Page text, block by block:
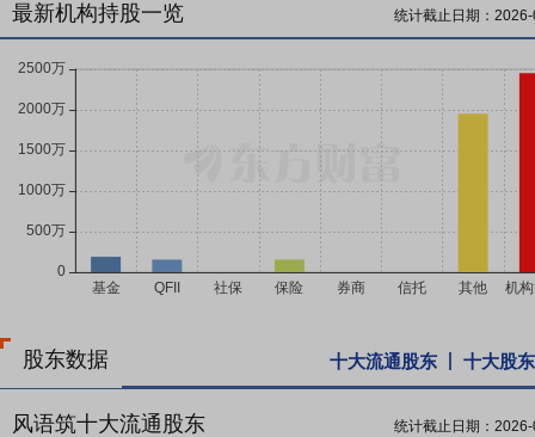
最新机构持股一览 统计截止日期：
股东数据 十大流通股东 十大股东
风语筑十大流通股东 统计截止日期：